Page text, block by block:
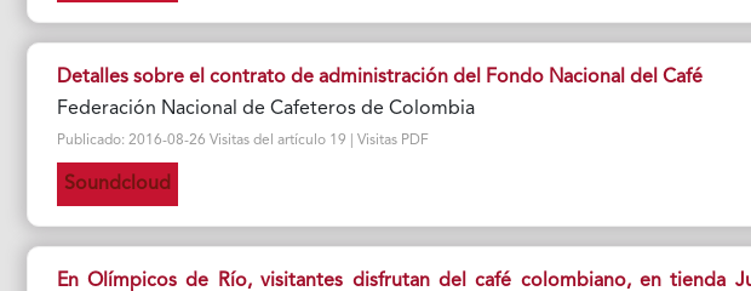
Detalles sobre el contrato de administración del Fondo Nacional del Café
Federación Nacional de Cafeteros de Colombia
Publicado: 2016-08-26 Visitas del artículo 19 | Visitas PDF
Soundcloud
En Olímpicos de Río, visitantes disfrutan del café colombiano, en tienda